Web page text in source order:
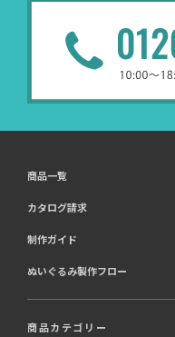
商品一覧
カタログ請求
制作ガイド
ぬいぐるみ製作フロー
商品カテゴリー